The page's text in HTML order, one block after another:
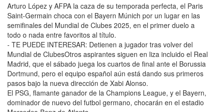
Arturo López y AFPA la caza de su temporada perfecta, el Paris
Saint-Germain choca con el Bayern Múnich por un lugar en las
semifinales del Mundial de Clubes 2025, en el primer duelo a
todo o nada entre favoritos al título.
- TE PUEDE INTERESAR: Detienen a jugador tras volver del
Mundial de ClubesOtros aspirantes siguen en liza incluido el Real
Madrid, que el sábado juega los cuartos de final ante el Borussia
Dortmund, pero el equipo español aún está dando sus primeros
pasos bajo la nueva dirección de Xabi Alonso.
El PSG, flamante ganador de la Champions League, y el Bayern,
dominador de nuevo del futbol germano, chocarán en el estadio